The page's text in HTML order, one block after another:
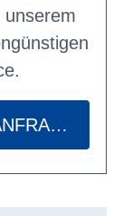
unserem
WERKSTATT-TERMIN ANFRAGEN